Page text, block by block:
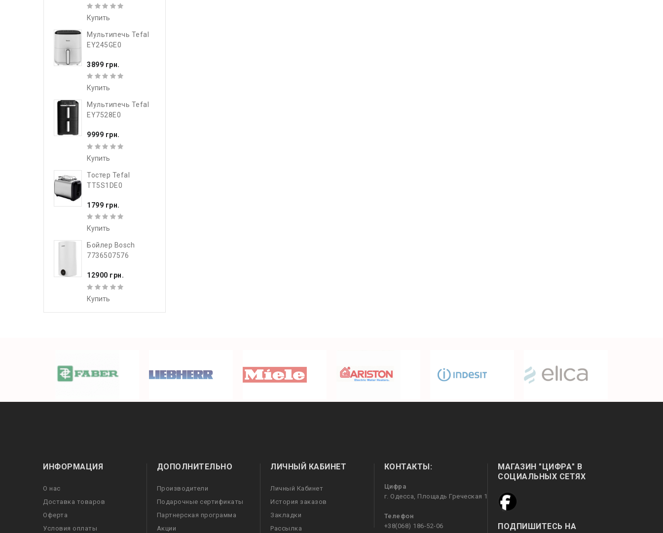
Купить
Мультипечь Tefal
EY245GE0
3899 грн.
Купить
Мультипечь Tefal
EY7528E0
9999 грн.
Купить
Тостер Tefal
TT5S1DE0
1799 грн.
Купить
Бойлер Bosch
7736507576
12900 грн.
Купить
ИНФОРМАЦИЯ
О нас
Доставка товаров
Оферта
Условия оплаты
ДОПОЛНИТЕЛЬНО
Производители
Подарочные сертификаты
Партнерская программа
Акции
ЛИЧНЫЙ КАБИНЕТ
Личный Кабинет
История заказов
Закладки
Рассылка
КОНТАКТЫ:
Цифра
г. Одесса, Площадь Греческая 1
Телефон
+38(068) 186-52-06
МАГАЗИН "ЦИФРА" В
СОЦИАЛЬНЫХ СЕТЯХ
ПОДПИШИТЕСЬ НА